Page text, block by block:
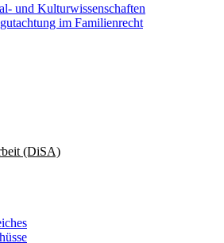
und Kulturwissenschaften
im Familienrecht
(DiSA)